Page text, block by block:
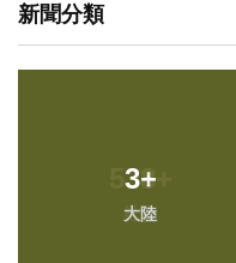
新聞分類
3+
大陸